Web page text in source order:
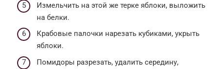
Измельчить на этой же терке яблоки, выложить
на белки.
Крабовые палочки нарезать кубиками, укрыть
яблоки.
Помидоры разрезать, удалить середину,